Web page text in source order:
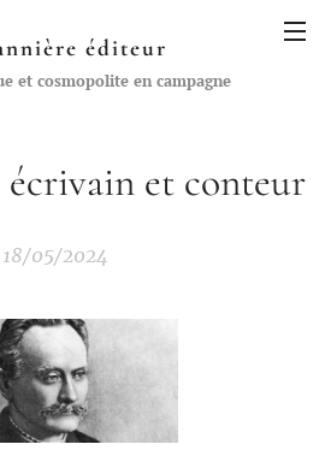
éditeur
et cosmopolite en campagne
écrivain et conteur
18/05/2024